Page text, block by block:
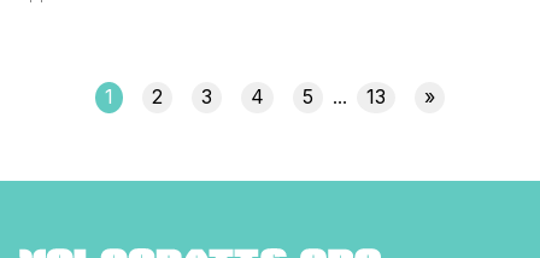
famiglia. KINDERHOTELS: COSA SONO, COSA OFFRONO [']
1 2 3 4 5 ... 13 »